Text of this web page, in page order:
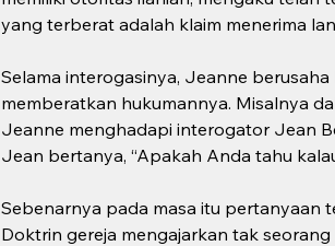
yang terberat adalah klaim menerima
Selama interogasinya, Jeanne
memberatkan hukumannya. Misalnya
Jeanne menghadapi interogator Jean
Jean bertanya, “Apakah Anda tahu
Sebenarnya pada masa itu pertanyaan
Doktrin gereja mengajarkan tak